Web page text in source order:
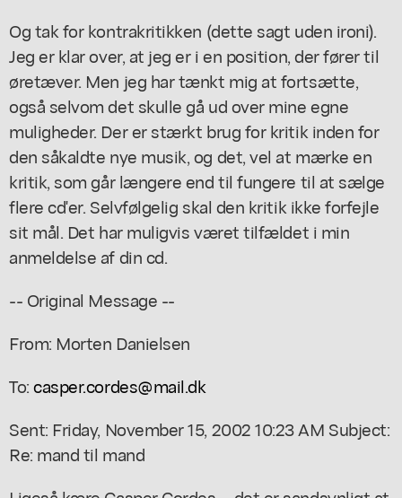
Og tak for kontrakritikken (dette sagt uden ironi).
Jeg er klar over, at jeg er i en position, der fører til
øretæver. Men jeg har tænkt mig at fortsætte,
også selvom det skulle gå ud over mine egne
muligheder. Der er stærkt brug for kritik inden for
den såkaldte nye musik, og det, vel at mærke en
kritik, som går længere end til fungere til at sælge
flere cd'er. Selvfølgelig skal den kritik ikke forfejle
sit mål. Det har muligvis været tilfældet i min
anmeldelse af din cd.
-- Original Message --
From: Morten Danielsen
To:casper.cordes@mail.dk
Sent: Friday, November 15, 2002 10:23 AM Subject:
Re: mand til mand